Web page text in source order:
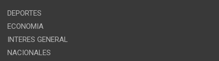
DEPORTES
ECONOMIA
INTERES GENERAL
NACIONALES